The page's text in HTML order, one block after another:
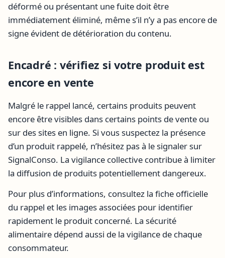
déformé ou présentant une fuite doit être
immédiatement éliminé, même s’il n’y a pas encore de
signe évident de détérioration du contenu.
Encadré : vérifiez si votre produit est
encore en vente
Malgré le rappel lancé, certains produits peuvent
encore être visibles dans certains points de vente ou
sur des sites en ligne. Si vous suspectez la présence
d’un produit rappelé, n’hésitez pas à le signaler sur
SignalConso. La vigilance collective contribue à limiter
la diffusion de produits potentiellement dangereux.
Pour plus d’informations, consultez la fiche officielle
du rappel et les images associées pour identifier
rapidement le produit concerné. La sécurité
alimentaire dépend aussi de la vigilance de chaque
consommateur.